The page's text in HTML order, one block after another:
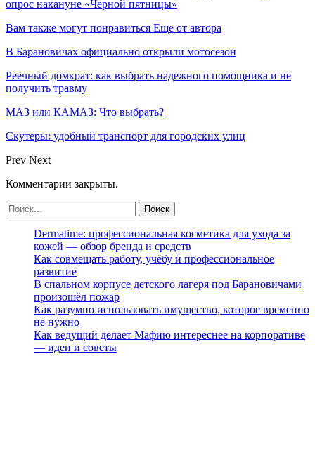
опрос накануне «Черной пятницы»
Вам также могут понравиться Еще от автора
В Барановичах официально открыли мотосезон
Реечный домкрат: как выбрать надежного помощника и не
получить травму
МАЗ или КАМАЗ: Что выбрать?
Скутеры: удобный транспорт для городских улиц
Prev Next
Комментарии закрыты.
Dermatime: профессиональная косметика для ухода за
кожей — обзор бренда и средств
Как совмещать работу, учёбу и профессиональное
развитие
В спальном корпусе детского лагеря под Барановичами
произошёл пожар
Как разумно использовать имущество, которое временно
не нужно
Как ведущий делает Мафию интереснее на корпоративе
— идеи и советы